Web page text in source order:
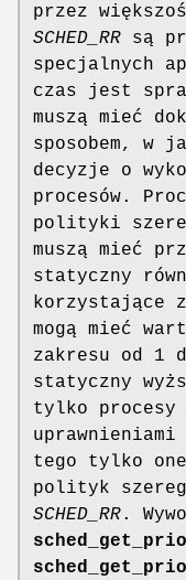
przez
SCHED_RR są
specjalnych
czas jest
muszą mieć
sposobem, w
decyzje o
procesów.
polityki
muszą mieć
statyczny
korzystające
mogą mieć
zakresu od 1
statyczny
tylko procesy
tego tylko
polityk
SCHED_RR.